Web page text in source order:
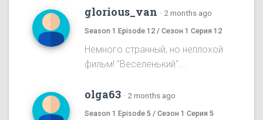
glorious_van · 2 months ago
Season 1 Episode 12 / Сезон 1 Серия 12
Немного странный, но неплохой
фильм! "Веселенький"...
olga63 · 2 months ago
Season 1 Episode 5 / Сезон 1 Серия 5